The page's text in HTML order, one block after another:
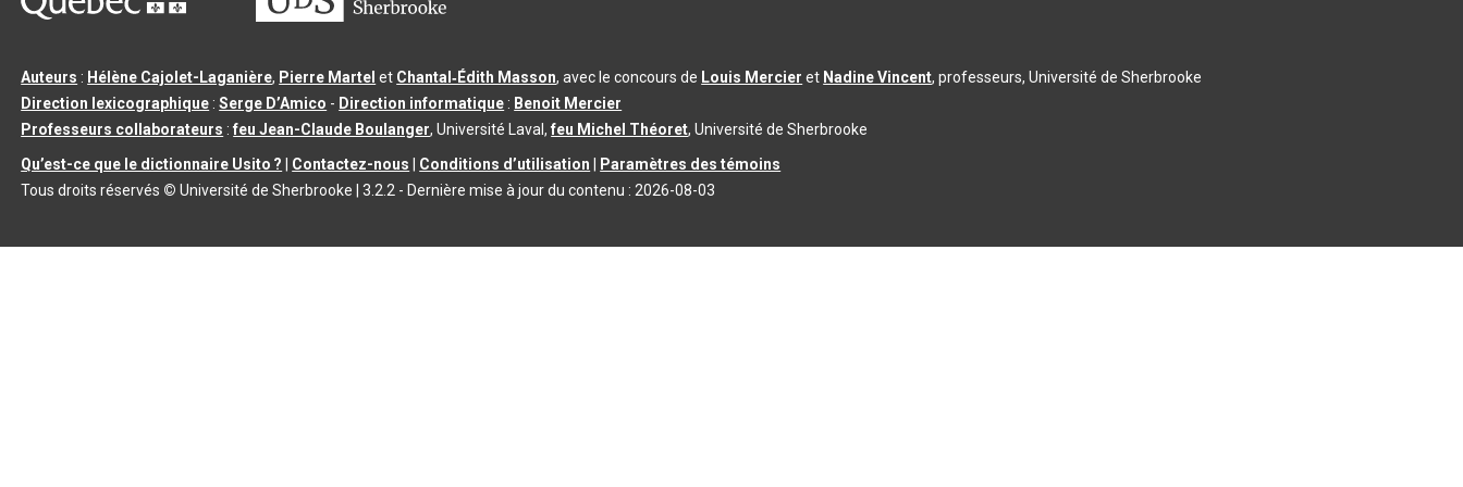
Auteurs : Hélène Cajolet-Laganière, Pierre Martel et Chantal‑Édith Masson, avec le concours de Louis Mercier et Nadine Vincent, professeurs, Université de Sherbrooke
Direction lexicographique :Serge D’Amico - Direction informatique : Benoit Mercier
Professeurs collaborateurs :feu Jean-Claude Boulanger, Université Laval,feu Michel Théoret, Université de Sherbrooke
Qu’est-ce que le dictionnaire Usito ?
Contactez-nous Conditions d’utilisation
Paramètres des témoins
Tous droits réservés © Université de Sherbrooke |3.2.2 - Dernière mise à jour du contenu : 2026-08-03